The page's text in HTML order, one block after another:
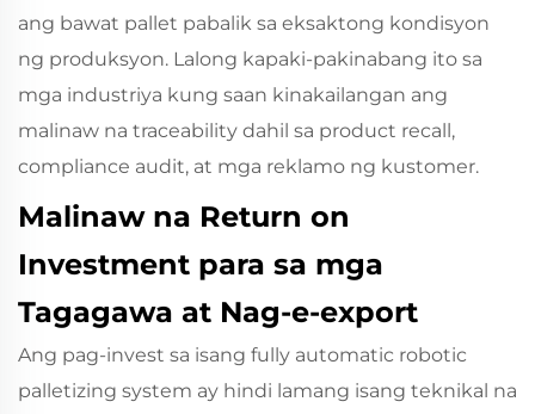
ang bawat pallet pabalik sa eksaktong kondisyon
ng produksyon. Lalong kapaki-pakinabang ito sa
mga industriya kung saan kinakailangan ang
malinaw na traceability dahil sa product recall,
compliance audit, at mga reklamo ng kustomer.
Malinaw na Return on
Investment para sa mga
Tagagawa at Nag-e-export
Ang pag-invest sa isang fully automatic robotic
palletizing system ay hindi lamang isang teknikal na